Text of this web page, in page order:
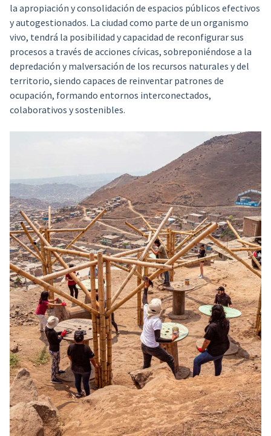
la apropiación y consolidación de espacios públicos efectivos
y autogestionados. La ciudad como parte de un organismo
vivo, tendrá la posibilidad y capacidad de reconfigurar sus
procesos a través de acciones cívicas, sobreponiéndose a la
depredación y malversación de los recursos naturales y del
territorio, siendo capaces de reinventar patrones de
ocupación, formando entornos interconectados,
colaborativos y sostenibles.